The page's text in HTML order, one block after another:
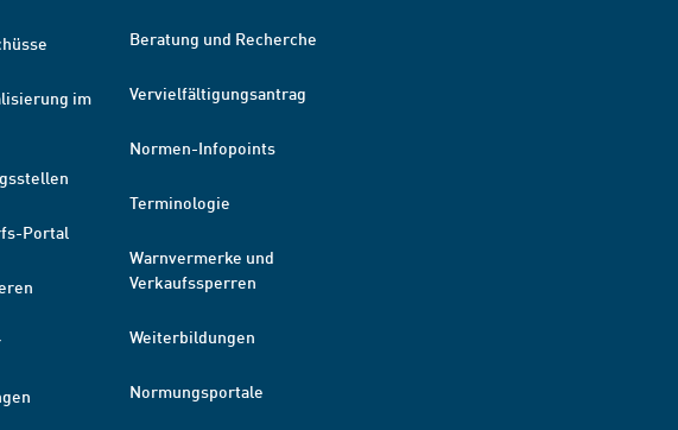
im
Portal
Beratung und Recherche
Vervielfältigungsantrag
Normen-Infopoints
Terminologie
Warnvermerke und
Verkaufssperren
Weiterbildungen
Normungsportale